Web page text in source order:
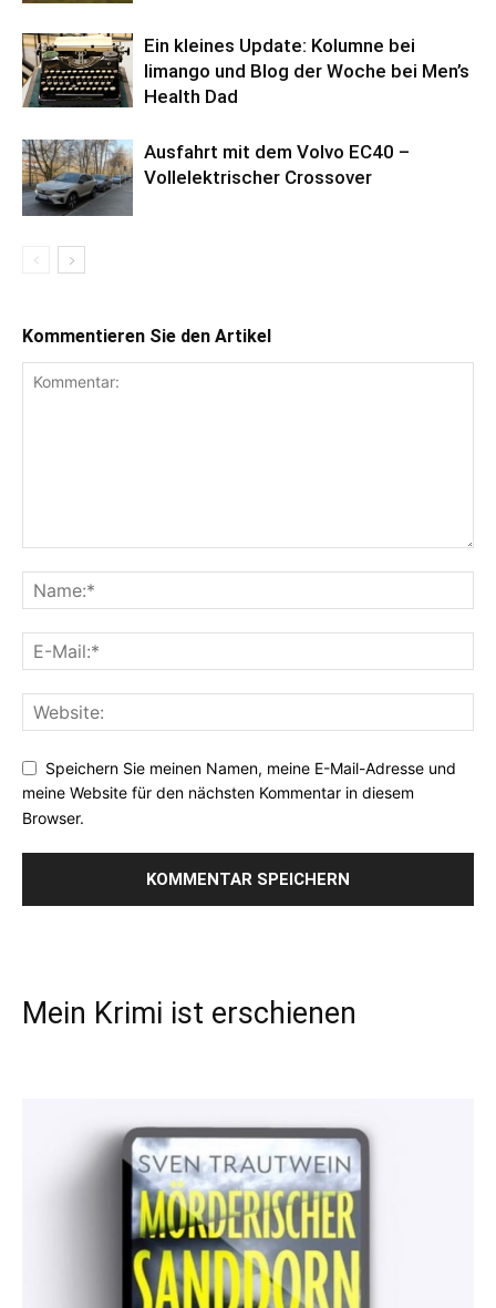
Ein kleines Update: Kolumne bei
limango und Blog der Woche bei Men’s
Health Dad
Ausfahrt mit dem Volvo EC40 –
Vollelektrischer Crossover
Kommentieren Sie den Artikel
Speichern Sie meinen Namen, meine E-Mail-Adresse und
meine Website für den nächsten Kommentar in diesem
Browser.
Mein Krimi ist erschienen